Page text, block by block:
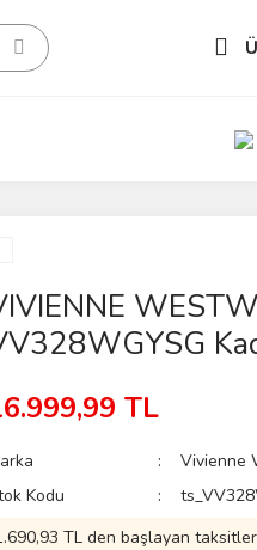
TL
Vivienne
Kodu
TL den başlayan